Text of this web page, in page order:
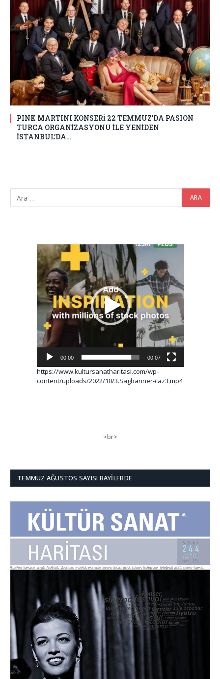
PINK MARTINI KONSERİ 22 TEMMUZ’DA PASION
TURCA ORGANİZASYONU İLE YENİDEN
İSTANBUL’DA…
Video
oynatıcı
00:00 00:07
https://www.kultursanatharitasi.com/wp-
content/uploads/2022/10/3.Sagbanner-caz3.mp4
>br>
TEMMUZ AĞUSTOS SAYISI BAYILERDE